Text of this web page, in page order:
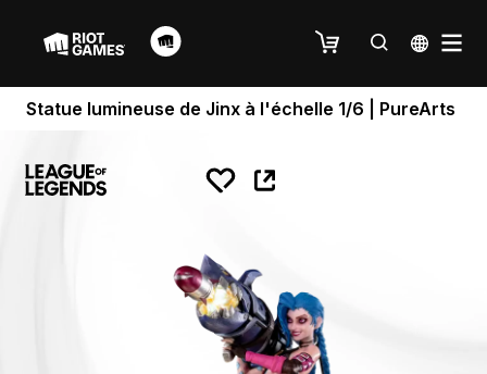
Statue lumineuse de Jinx à l'échelle 1/6 | PureArts